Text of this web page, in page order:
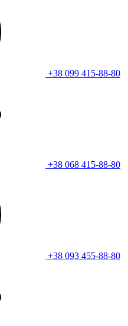
+38 099 415-88-80
+38 068 415-88-80
+38 093 455-88-80